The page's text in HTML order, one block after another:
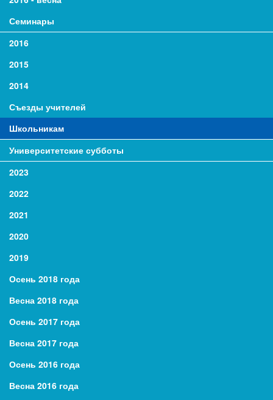
Семинары
2016
2015
2014
Съезды учителей
Школьникам
Университетские субботы
2023
2022
2021
2020
2019
Осень 2018 года
Весна 2018 года
Осень 2017 года
Весна 2017 года
Осень 2016 года
Весна 2016 года